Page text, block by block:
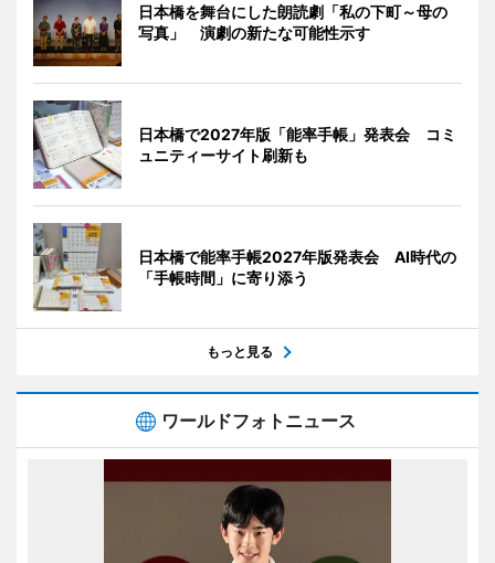
日本橋を舞台にした朗読劇「私の下町～母の
写真」 演劇の新たな可能性示す
日本橋で2027年版「能率手帳」発表会 コミ
ュニティーサイト刷新も
日本橋で能率手帳2027年版発表会 AI時代の
「手帳時間」に寄り添う
もっと見る
ワールドフォトニュース